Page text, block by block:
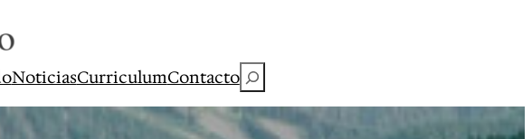
NoticiasCurriculumContactoBuscar